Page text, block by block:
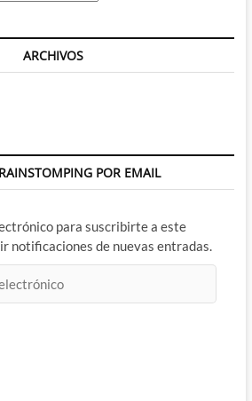
ARCHIVOS
POR EMAIL
para suscribirte a este
notificaciones de nuevas entradas.